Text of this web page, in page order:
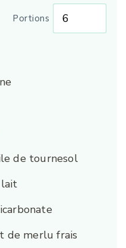
Portions
de tournesol
de merlu frais